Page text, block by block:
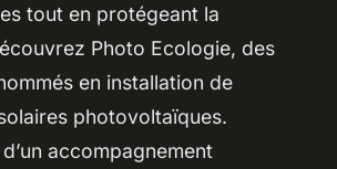
tout en protégeant la
Photo Ecologie, des
en installation de
photovoltaïques.
accompagnement